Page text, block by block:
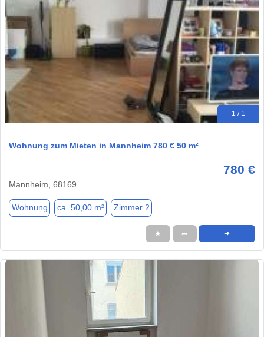
1 / 1
Wohnung zum Mieten in Mannheim 780 € 50 m²
780 €
Mannheim, 68169
Wohnung ca. 50,00 m² Zimmer 2
★ ➦ ➜